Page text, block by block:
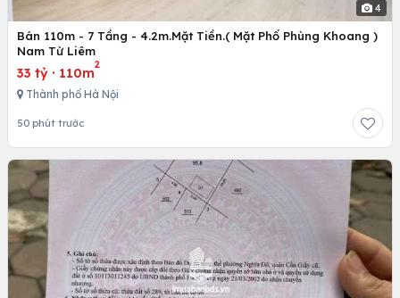
4
Bán 110m - 7 Tầng - 4.2m.Mặt Tiền.( Mặt Phố Phùng Khoang )
Nam Từ Liêm
33 tỷ · 110m
2
Thành phố Hà Nội
50 phút trước